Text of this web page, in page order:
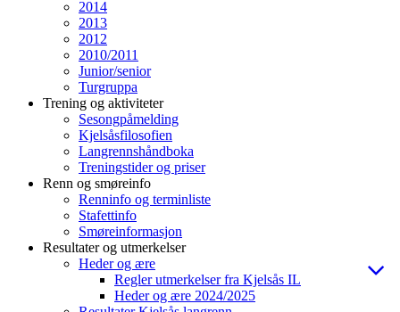
2014
2013
2012
2010/2011
Junior/senior
Turgruppa
Trening og aktiviteter
Sesongpåmelding
Kjelsåsfilosofien
Langrennshåndboka
Treningstider og priser
Renn og smøreinfo
Renninfo og terminliste
Stafettinfo
Smøreinformasjon
Resultater og utmerkelser
Heder og ære
Regler utmerkelser fra Kjelsås IL
Heder og ære 2024/2025